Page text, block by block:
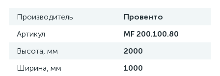
Производитель
Провенто
Артикул
MF 200.100.80
Высота, мм
2000
Ширина, мм
1000